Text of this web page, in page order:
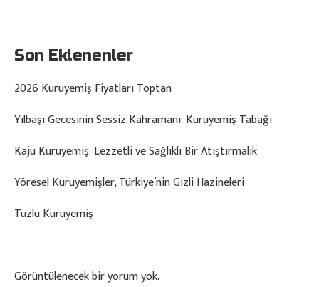
Son Eklenenler
2026 Kuruyemiş Fiyatları Toptan
Yılbaşı Gecesinin Sessiz Kahramanı: Kuruyemiş Tabağı
Kaju Kuruyemiş: Lezzetli ve Sağlıklı Bir Atıştırmalık
Yöresel Kuruyemişler, Türkiye’nin Gizli Hazineleri
Tuzlu Kuruyemiş
Görüntülenecek bir yorum yok.